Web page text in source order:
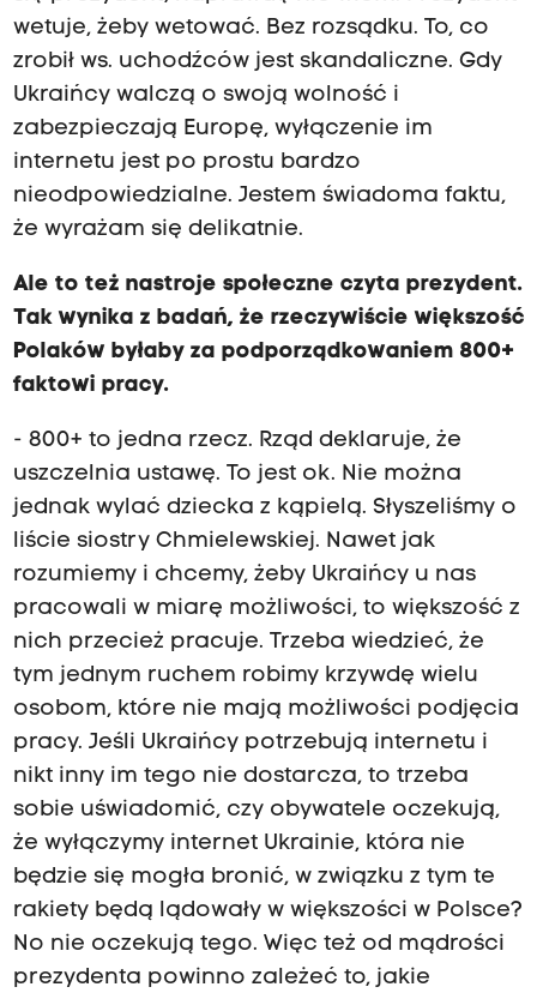
wetuje, żeby wetować. Bez rozsądku. To, co
zrobił ws. uchodźców jest skandaliczne. Gdy
Ukraińcy walczą o swoją wolność i
zabezpieczają Europę, wyłączenie im
internetu jest po prostu bardzo
nieodpowiedzialne. Jestem świadoma faktu,
że wyrażam się delikatnie.
Ale to też nastroje społeczne czyta prezydent.
Tak wynika z badań, że rzeczywiście większość
Polaków byłaby za podporządkowaniem 800+
faktowi pracy.
- 800+ to jedna rzecz. Rząd deklaruje, że
uszczelnia ustawę. To jest ok. Nie można
jednak wylać dziecka z kąpielą. Słyszeliśmy o
liście siostry Chmielewskiej. Nawet jak
rozumiemy i chcemy, żeby Ukraińcy u nas
pracowali w miarę możliwości, to większość z
nich przecież pracuje. Trzeba wiedzieć, że
tym jednym ruchem robimy krzywdę wielu
osobom, które nie mają możliwości podjęcia
pracy. Jeśli Ukraińcy potrzebują internetu i
nikt inny im tego nie dostarcza, to trzeba
sobie uświadomić, czy obywatele oczekują,
że wyłączymy internet Ukrainie, która nie
będzie się mogła bronić, w związku z tym te
rakiety będą lądowały w większości w Polsce?
No nie oczekują tego. Więc też od mądrości
prezydenta powinno zależeć to, jakie